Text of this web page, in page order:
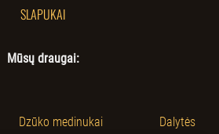
SLAPUKAI
Mūsų draugai:
Dzūko medinukai
Dalytės